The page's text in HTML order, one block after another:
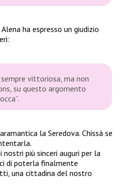
ha espresso un giudizio
sempre vittoriosa, ma non
su questo argomento
la Seredova. Chissà se
più sinceri auguri per la
di poterla finalmente
una cittadina del nostro